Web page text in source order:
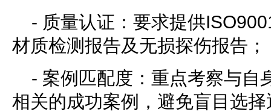
- 质量认证：要求提供
材质检测报告及无损探伤报告；
- 案例匹配度：重点考察与自
相关的成功案例，避免盲目选